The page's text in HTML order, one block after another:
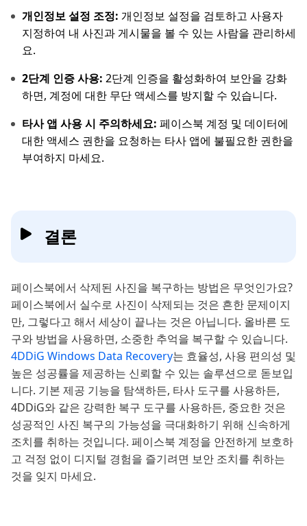
개인정보 설정 조정: 개인정보 설정을 검토하고 사용자
지정하여 내 사진과 게시물을 볼 수 있는 사람을 관리하세
요.
2단계 인증 사용: 2단계 인증을 활성화하여 보안을 강화
하면, 계정에 대한 무단 액세스를 방지할 수 있습니다.
타사 앱 사용 시 주의하세요: 페이스북 계정 및 데이터에
대한 액세스 권한을 요청하는 타사 앱에 불필요한 권한을
부여하지 마세요.
결론
페이스북에서 삭제된 사진을 복구하는 방법은 무엇인가요?
페이스북에서 실수로 사진이 삭제되는 것은 흔한 문제이지
만, 그렇다고 해서 세상이 끝나는 것은 아닙니다. 올바른 도
구와 방법을 사용하면, 소중한 추억을 복구할 수 있습니다.
4DDiG Windows Data Recovery는 효율성, 사용 편의성 및
높은 성공률을 제공하는 신뢰할 수 있는 솔루션으로 돋보입
니다. 기본 제공 기능을 탐색하든, 타사 도구를 사용하든,
4DDiG와 같은 강력한 복구 도구를 사용하든, 중요한 것은
성공적인 사진 복구의 가능성을 극대화하기 위해 신속하게
조치를 취하는 것입니다. 페이스북 계정을 안전하게 보호하
고 걱정 없이 디지털 경험을 즐기려면 보안 조치를 취하는
것을 잊지 마세요.